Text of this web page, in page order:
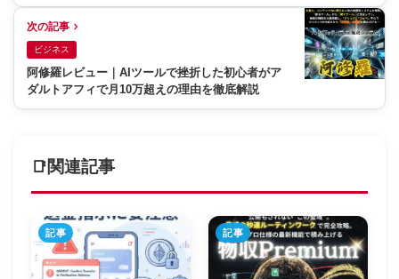
次の記事
ビジネス
阿修羅レビュー｜AIツールで挫折した初心者がア
ダルトアフィで月10万超えの理由を徹底解説
関連記事
記事 記事